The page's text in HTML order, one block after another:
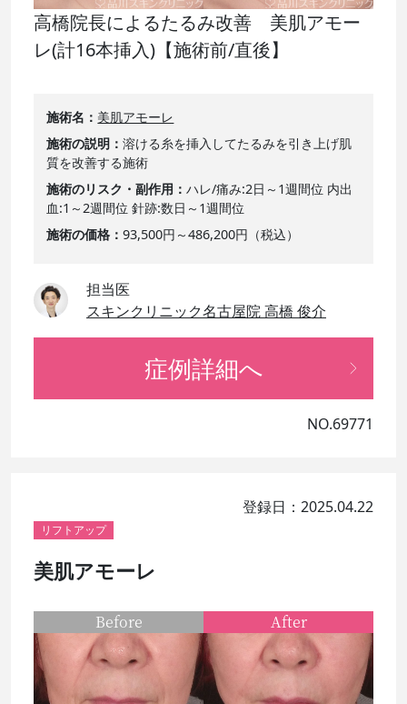
高橋院長によるたるみ改善 美肌アモー
レ(計16本挿入)【施術前/直後】
施術名
美肌アモーレ
施術の説明
溶ける糸を挿入してたるみを引き上げ肌
質を改善する施術
施術のリスク・副作用
ハレ/痛み:2日～1週間位 内出
血:1～2週間位 針跡:数日～1週間位
施術の価格
93,500円～486,200円（税込）
担当医
スキンクリニック名古屋院 高橋 俊介
症例詳細へ
NO.69771
登録日：2025.04.22
リフトアップ
美肌アモーレ
Before After